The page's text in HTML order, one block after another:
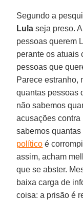
Segundo a
Lula seja preso.
pessoas querem
perante os atuais
pessoas que
Parece estranho,
quantas pessoas
não sabemos
acusações
sabemos
político é
assim, acham
que se abster.
baixa carga de
coisa: a prisão é